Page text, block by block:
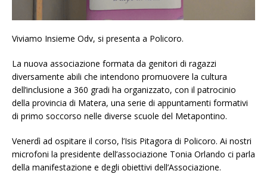
Viviamo Insieme Odv, si presenta a Policoro.
La nuova associazione formata da genitori di ragazzi
diversamente abili che intendono promuovere la cultura
dell’inclusione a 360 gradi ha organizzato, con il patrocinio
della provincia di Matera, una serie di appuntamenti formativi
di primo soccorso nelle diverse scuole del Metapontino.
Venerdì ad ospitare il corso, l’Isis Pitagora di Policoro. Ai nostri
microfoni la presidente dell’associazione Tonia Orlando ci parla
della manifestazione e degli obiettivi dell’Associazione.